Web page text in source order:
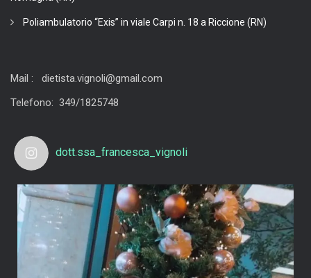
Poliambulatorio “Exis” in viale Carpi n. 18 a Riccione (RN)
Mail : dietista.vignoli@gmail.com
Telefono: 349/1825748
dott.ssa_francesca_vignoli